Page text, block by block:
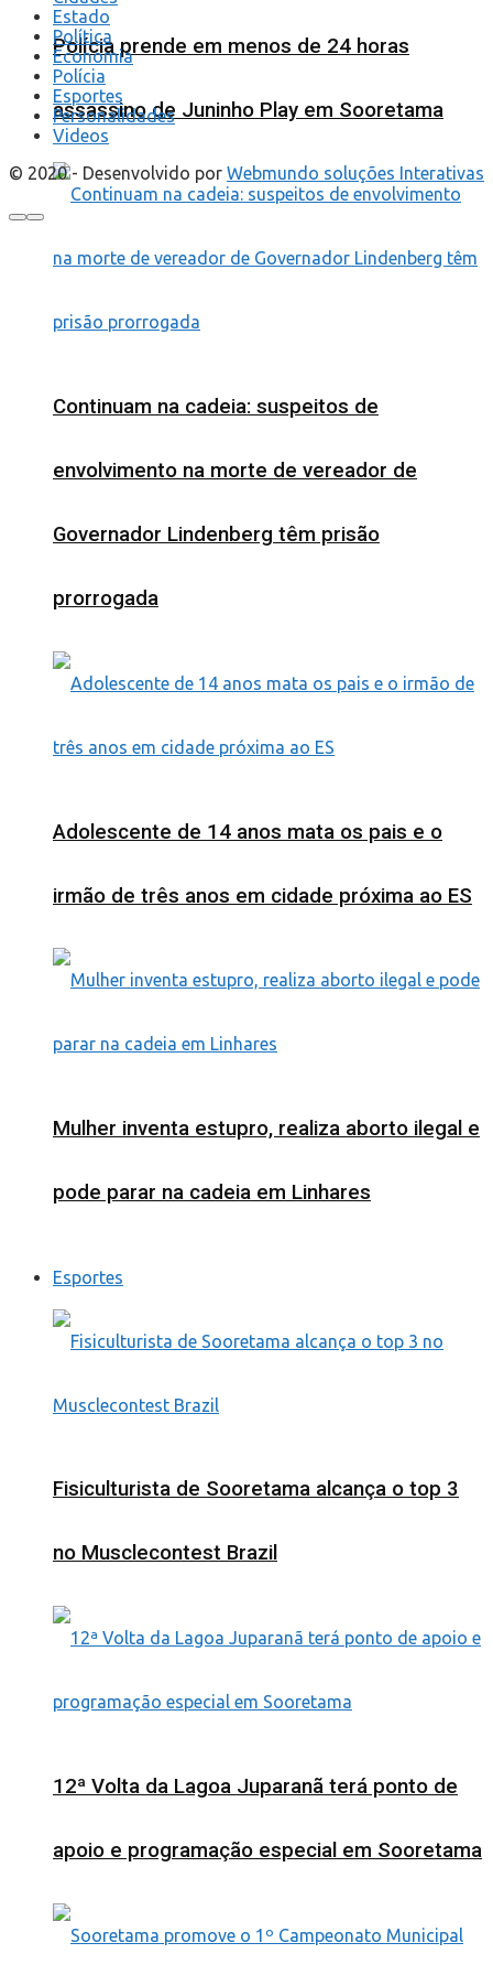
Polícia prende em menos de 24 horas
assassino de Juninho Play em Sooretama
Continuam na cadeia: suspeitos de
envolvimento na morte de vereador de
Governador Lindenberg têm prisão
prorrogada
Adolescente de 14 anos mata os pais e o
irmão de três anos em cidade próxima ao ES
Mulher inventa estupro, realiza aborto ilegal e
pode parar na cadeia em Linhares
Esportes
Fisiculturista de Sooretama alcança o top 3
no Musclecontest Brazil
12ª Volta da Lagoa Juparanã terá ponto de
apoio e programação especial em Sooretama
Estado
Política
Economia
Polícia
Esportes
Personalidades
Videos
© 2020 - Desenvolvido por Webmundo soluções Interativas